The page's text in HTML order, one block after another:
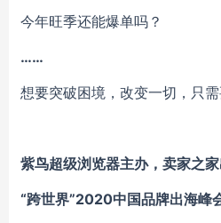
今年旺季还能爆单吗？
……
想要突破困境，改变一切，只
紫鸟超级浏览器主办，卖家之
“跨世界”2020中国品牌出海峰